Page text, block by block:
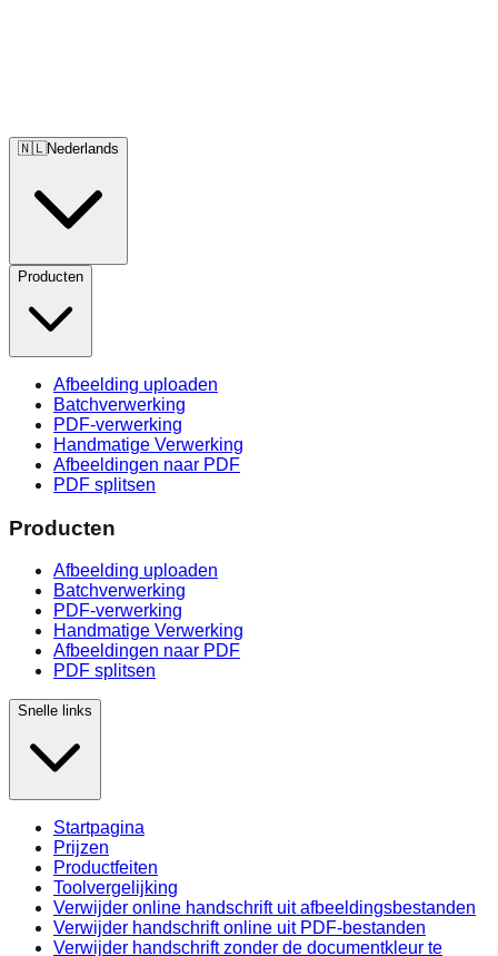
🇳🇱Nederlands
Producten
Afbeelding uploaden
Batchverwerking
PDF-verwerking
Handmatige Verwerking
Afbeeldingen naar PDF
PDF splitsen
Producten
Afbeelding uploaden
Batchverwerking
PDF-verwerking
Handmatige Verwerking
Afbeeldingen naar PDF
PDF splitsen
Snelle links
Startpagina
Prijzen
Productfeiten
Toolvergelijking
Verwijder online handschrift uit afbeeldingsbestanden
Verwijder handschrift online uit PDF-bestanden
Verwijder handschrift zonder de documentkleur te